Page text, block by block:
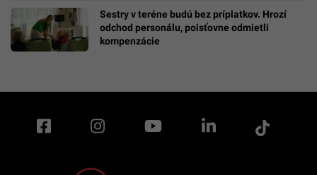
Sestry v teréne budú bez príplatkov. Hrozí
odchod personálu, poisťovne odmietli
kompenzácie